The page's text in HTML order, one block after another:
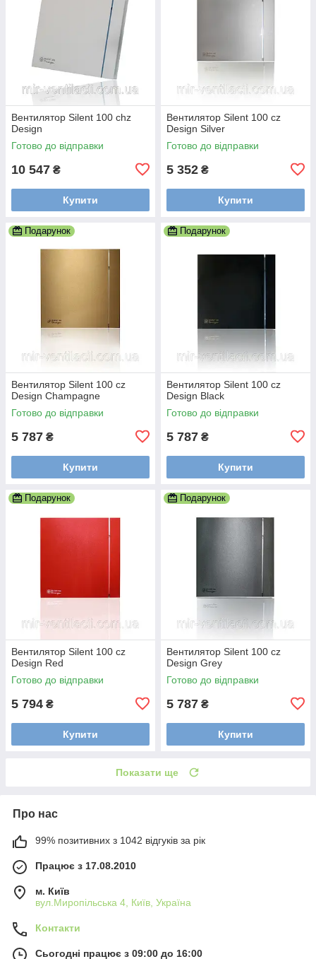
Вентилятор Silent 100 chz
Design
Готово до відправки
10 547 ₴
Купити
Вентилятор Silent 100 cz
Design Silver
Готово до відправки
5 352 ₴
Купити
Подарунок
Вентилятор Silent 100 cz
Design Champagne
Готово до відправки
5 787 ₴
Купити
Подарунок
Вентилятор Silent 100 cz
Design Black
Готово до відправки
5 787 ₴
Купити
Подарунок
Вентилятор Silent 100 cz
Design Red
Готово до відправки
5 794 ₴
Купити
Подарунок
Вентилятор Silent 100 cz
Design Grey
Готово до відправки
5 787 ₴
Купити
Показати ще
Про нас
99% позитивних з 1042 відгуків за рік
Працює з 17.08.2010
м. Київ
вул.Миропільська 4, Київ, Україна
Контакти
Сьогодні працює з 09:00 до 16:00